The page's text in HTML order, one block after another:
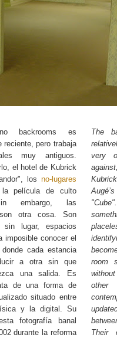
backrooms es
reciente, pero trabaja
muy antiguos.
el hotel de Kubrick
los no-lugares
película de culto
embargo, las
otra cosa. Son
sin lugar, espacios
imposible conocer el
cada estancia
a otra sin que
una salida. Es
de una forma de
situado entre
y la digital. Su
fotografía banal
durante la reforma
The
very
Augé’s
room
Their